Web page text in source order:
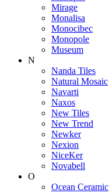
Mirage
Monalisa
Monocibec
Monopole
Museum
N
Nanda Tiles
Natural Mosaic
Navarti
Naxos
New Tiles
New Trend
Newker
Nexion
NiceKer
Novabell
O
Ocean Ceramic